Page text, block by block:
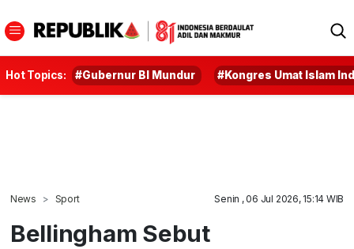
Hot Topics: #Gubernur BI Mundur #Kongres Umat Islam
News Sport Senin , 06 Jul 2026, 15:14 WIB
Bellingham Sebut